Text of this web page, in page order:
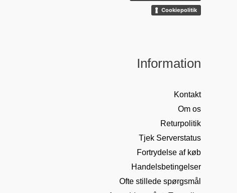
Cookiepolitik
Information
Kontakt
Om os
Returpolitik
Tjek Serverstatus
Fortrydelse af køb
Handelsbetingelser
Ofte stillede spørgsmål